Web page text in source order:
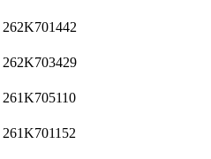
262K701442
262K703429
261K705110
261K701152